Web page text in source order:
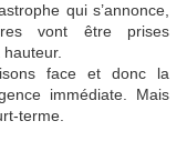
qui s’annonce,
vont être prises
face et donc la
immédiate. Mais
terme.